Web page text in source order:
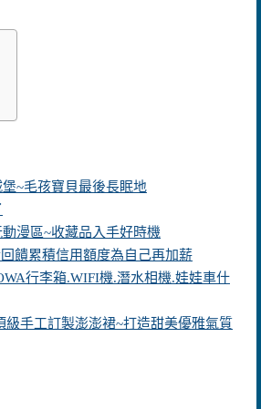
~毛孩寶貝最後長眠地
漫區~收藏品入手好時機
饋累積信用額度為自己再加薪
行李箱.WIFI機.潛水相機.娃娃車什
級手工訂製澎澎裙~打造甜美優雅氣質